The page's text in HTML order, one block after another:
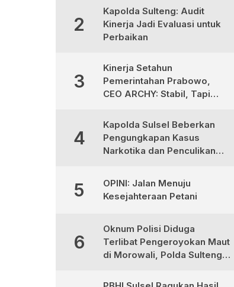
2
Kapolda Sulteng: Audit
Kinerja Jadi Evaluasi untuk
Perbaikan
3
Kinerja Setahun
Pemerintahan Prabowo,
CEO ARCHY: Stabil, Tapi
4
Kapolda Sulsel Beberkan
Pengungkapan Kasus
Narkotika dan Penculikan
5
OPINI: Jalan Menuju
Kesejahteraan Petani
6
Oknum Polisi Diduga
Terlibat Pengeroyokan Maut
di Morowali, Polda Sulteng